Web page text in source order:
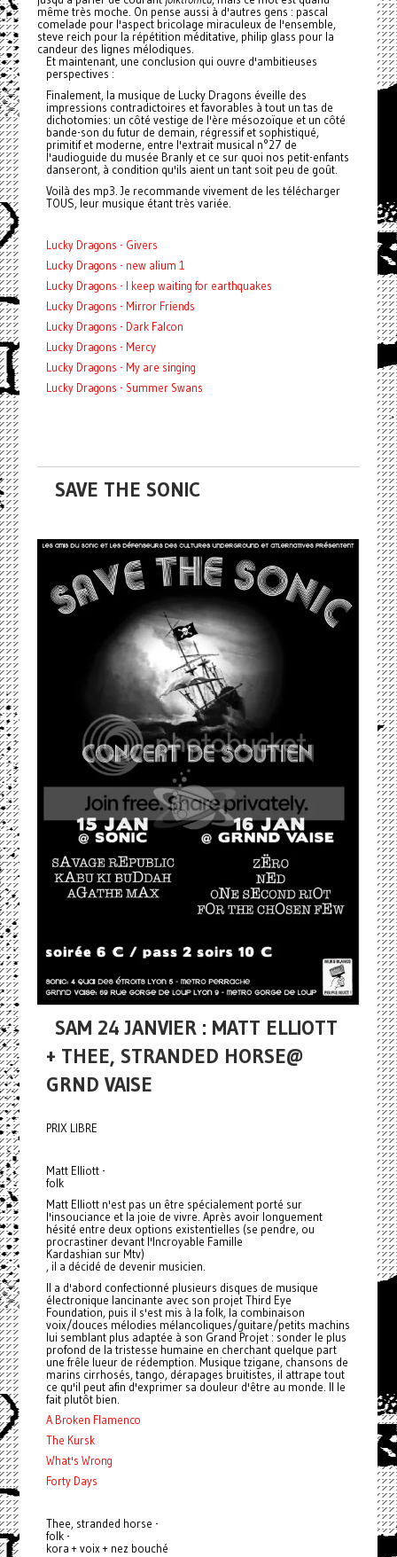
même très moche. On pense aussi à d'autres gens : pascal
comelade pour l'aspect bricolage miraculeux de l'ensemble,
steve reich pour la répétition méditative, philip glass pour la
candeur des lignes mélodiques.
Et maintenant, une conclusion qui ouvre d'ambitieuses
perspectives :
Finalement, la musique de Lucky Dragons éveille des
impressions contradictoires et favorables à tout un tas de
dichotomies: un côté vestige de l'ère mésozoïque et un côté
bande-son du futur de demain, régressif et sophistiqué,
primitif et moderne, entre l'extrait musical n°27 de
l'audioguide du musée Branly et ce sur quoi nos petit-enfants
danseront, à condition qu'ils aient un tant soit peu de goût.
Voilà des mp3. Je recommande vivement de les télécharger
TOUS, leur musique étant très variée.
Lucky Dragons - Givers
Lucky Dragons - new alium 1
Lucky Dragons - I keep waiting for earthquakes
Lucky Dragons - Mirror Friends
Lucky Dragons - Dark Falcon
Lucky Dragons - Mercy
Lucky Dragons - My are singing
Lucky Dragons - Summer Swans
SAVE THE SONIC
SAM 24 JANVIER : MATT ELLIOTT
+ THEE, STRANDED HORSE@
GRND VAISE
PRIX LIBRE
Matt Elliott -
folk
Matt Elliott n'est pas un être spécialement porté sur
l'insouciance et la joie de vivre. Après avoir longuement
hésité entre deux options existentielles (se pendre, ou
procrastiner devant l'Incroyable Famille
Kardashian sur Mtv)
, il a décidé de devenir musicien.
Il a d'abord confectionné plusieurs disques de musique
électronique lancinante avec son projet Third Eye
Foundation, puis il s'est mis à la folk, la combinaison
voix/douces mélodies mélancoliques/guitare/petits machins
lui semblant plus adaptée à son Grand Projet : sonder le plus
profond de la tristesse humaine en cherchant quelque part
une frêle lueur de rédemption. Musique tzigane, chansons de
marins cirrhosés, tango, dérapages bruitistes, il attrape tout
ce qu'il peut afin d'exprimer sa douleur d'être au monde. Il le
fait plutôt bien.
A Broken Flamenco
The Kursk
What's Wrong
Forty Days
Thee, stranded horse -
folk -
kora + voix + nez bouché